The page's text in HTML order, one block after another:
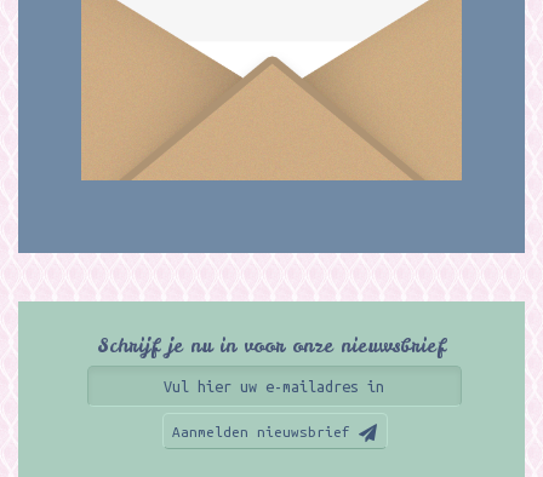
Schrijf je nu in voor onze nieuwsbrief
Aanmelden nieuwsbrief